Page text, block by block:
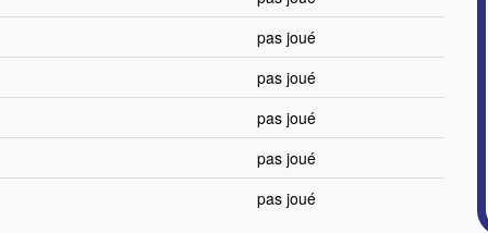
pas joué
pas joué
pas joué
pas joué
pas joué